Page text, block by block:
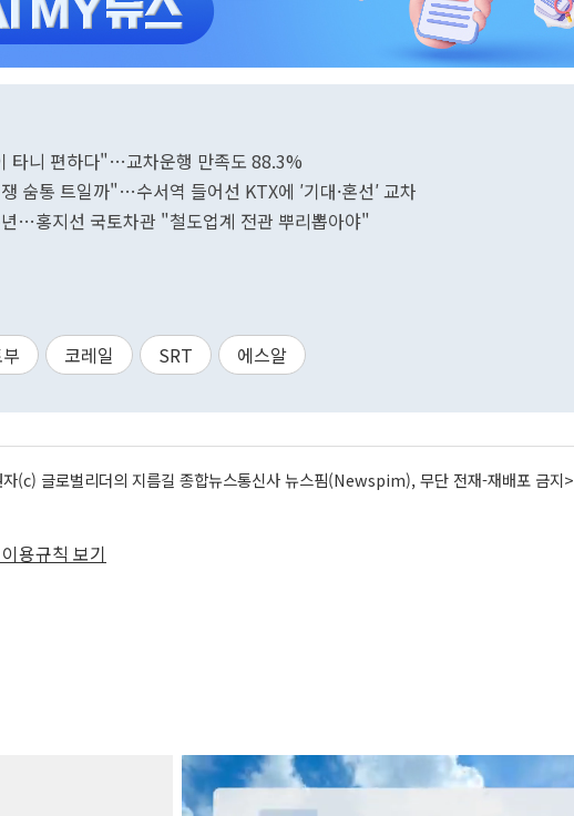
타니 편하다"…교차운행 만족도 88.3%
숨통 트일까"…수서역 들어선 KTX에 ′기대·혼선′ 교차
…홍지선 국토차관 "철도업계 전관 뿌리뽑아야"
코레일 SRT 에스알
(c) 글로벌리더의 지름길 종합뉴스통신사 뉴스핌(Newspim), 무단 전재-재배포 금지>
용규칙 보기